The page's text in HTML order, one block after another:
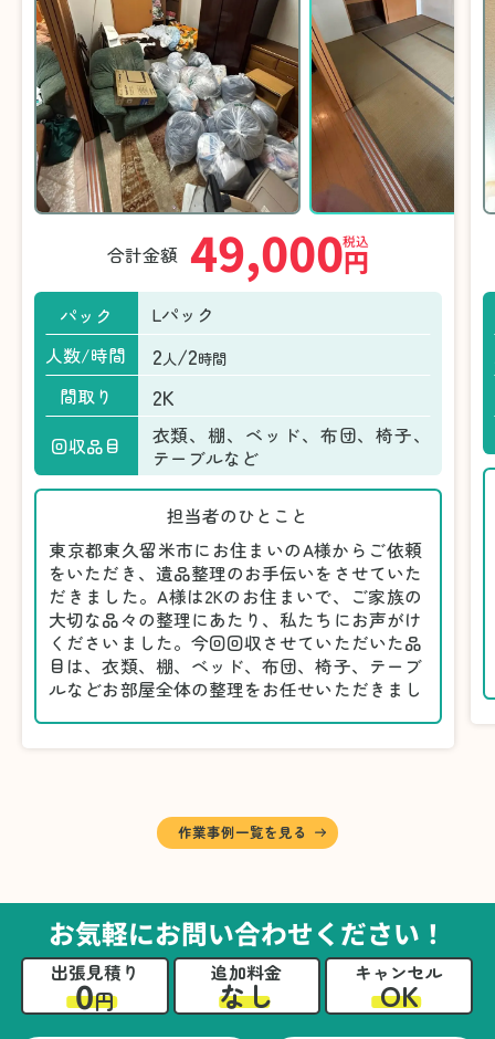
合計金額 49,000円
税込
パック
Lパック
人数/時間
2人/2時間
間取り 2K
回収品目
衣類、棚、ベッド、布団、椅子、
テーブルなど
担当者のひとこと
東京都東久留米市にお住まいのA様からご依頼
をいただき、遺品整理のお手伝いをさせていた
だきました。A様は2Kのお住まいで、ご家族の
大切な品々の整理にあたり、私たちにお声がけ
くださいました。今回回収させていただいた品
目は、衣類、棚、ベッド、布団、椅子、テーブ
ルなどお部屋全体の整理をお任せいただきまし
に仕分けしました。
A様から「手際よく進めてくれて助かりまし
るのは難しかったと思います」との温かいお言
葉をいただきました。遺品整理という心の負担
が大きい作業において、少しでもA様の力にな
れたことをスタッフ一同嬉しく思います。
作業事例一覧を見る
お気軽にお問い合わせください！
出張見積り
0円
追加料金
なし
キャンセル
OK